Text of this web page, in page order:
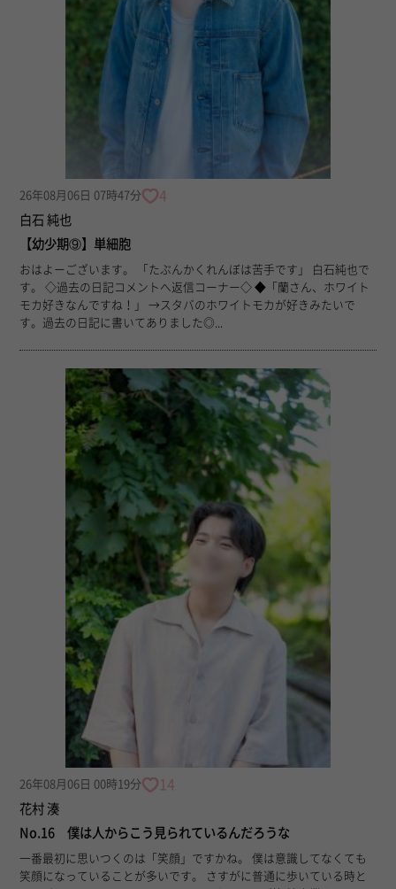
26年08月06日 07時47分 4
白石 純也
【幼少期⑨】単細胞
おはよーございます。 「たぶんかくれんぼは苦手です」 白石純也で
す。 ◇過去の日記コメントへ返信コーナー◇ ◆「蘭さん、ホワイト
モカ好きなんですね！」 →スタバのホワイトモカが好きみたいで
す。過去の日記に書いてありました◎...
26年08月06日 00時19分 14
花村 湊
No.16 僕は人からこう見られているんだろうな
一番最初に思いつくのは「笑顔」ですかね。 僕は意識してなくても
笑顔になっていることが多いです。 さすがに普通に歩いている時と